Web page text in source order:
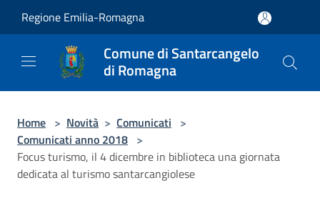
Regione Emilia-Romagna
Comune di Santarcangelo
di Romagna
Home > Novità > Comunicati >
Comunicati anno 2018 >
Focus turismo, il 4 dicembre in biblioteca una giornata
dedicata al turismo santarcangiolese